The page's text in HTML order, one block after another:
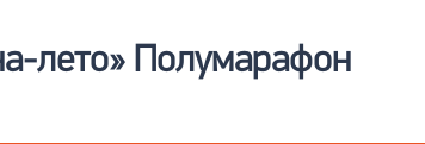
лето» Полумарафон